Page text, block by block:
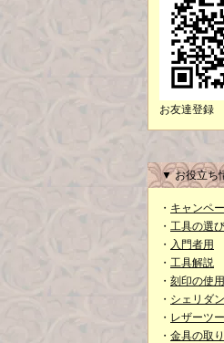
お友達登録
▼ お役立ち
・ キャンペ
・ 工具の選
・ 入門者用
・ 工具解説
・ 刻印の使
・ シェリダ
・ レザーツ
・ 金具の取